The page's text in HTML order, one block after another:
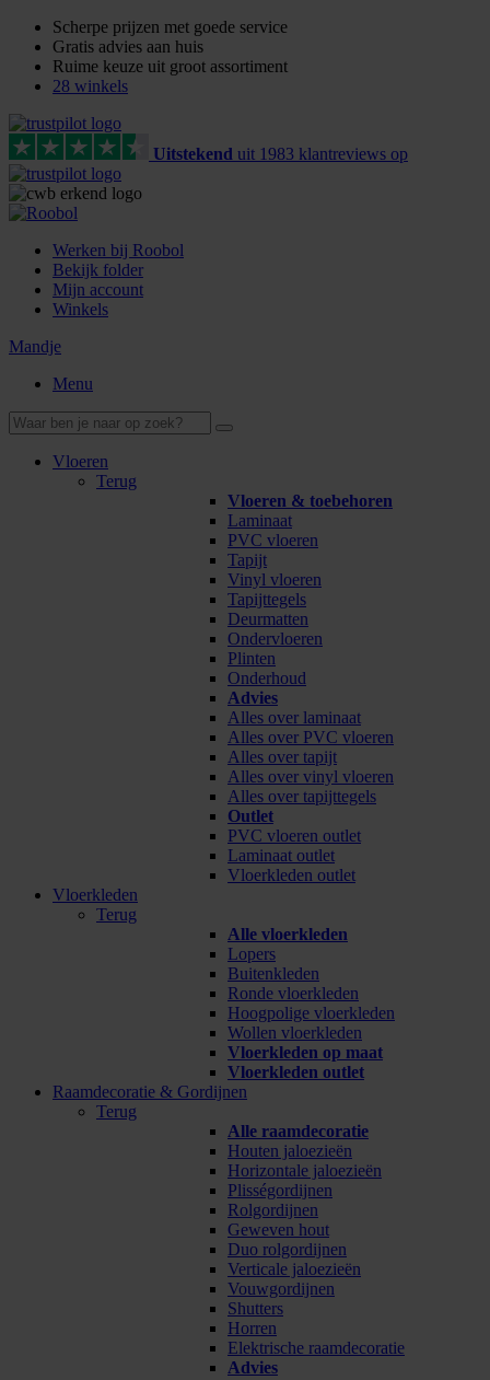
Scherpe prijzen met goede service
Gratis advies aan huis
Ruime keuze uit groot assortiment
28 winkels
Uitstekend uit 1983 klantreviews op
Werken bij Roobol
Bekijk folder
Mijn account
Winkels
Mandje
Menu
Vloeren
Terug
Vloeren & toebehoren
Laminaat
PVC vloeren
Tapijt
Vinyl vloeren
Tapijttegels
Deurmatten
Ondervloeren
Plinten
Onderhoud
Advies
Alles over laminaat
Alles over PVC vloeren
Alles over tapijt
Alles over vinyl vloeren
Alles over tapijttegels
Outlet
PVC vloeren outlet
Laminaat outlet
Vloerkleden outlet
Vloerkleden
Terug
Alle vloerkleden
Lopers
Buitenkleden
Ronde vloerkleden
Hoogpolige vloerkleden
Wollen vloerkleden
Vloerkleden op maat
Vloerkleden outlet
Raamdecoratie & Gordijnen
Terug
Alle raamdecoratie
Houten jaloezieën
Horizontale jaloezieën
Plisségordijnen
Rolgordijnen
Geweven hout
Duo rolgordijnen
Verticale jaloezieën
Vouwgordijnen
Shutters
Horren
Elektrische raamdecoratie
Advies